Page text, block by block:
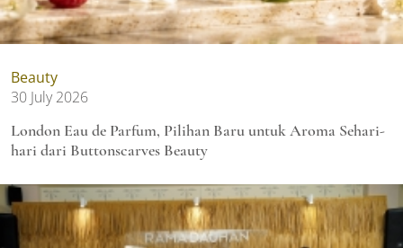
Beauty
30 July 2026
London Eau de Parfum, Pilihan Baru untuk Aroma Sehari-
hari dari Buttonscarves Beauty